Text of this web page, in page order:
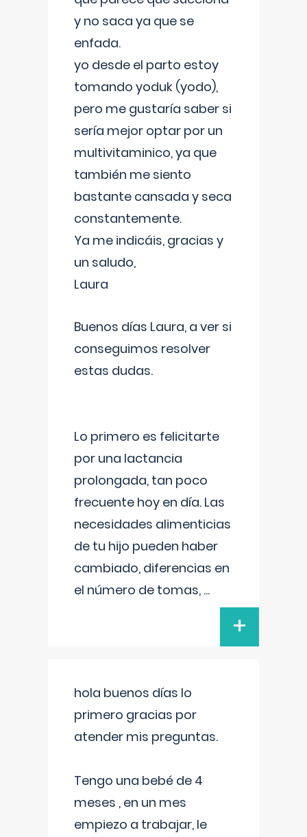
y no saca ya que se
enfada.
yo desde el parto estoy
tomando yoduk (yodo),
pero me gustaría saber si
sería mejor optar por un
multivitaminico, ya que
también me siento
bastante cansada y seca
constantemente.
Ya me indicáis, gracias y
un saludo,
Laura
Buenos días Laura, a ver si
conseguimos resolver
estas dudas.
Lo primero es felicitarte
por una lactancia
prolongada, tan poco
frecuente hoy en día. Las
necesidades alimenticias
de tu hijo pueden haber
cambiado, diferencias en
el número de tomas, ...
+
hola buenos días lo
primero gracias por
atender mis preguntas.
Tengo una bebé de 4
meses , en un mes
empiezo a trabajar, le